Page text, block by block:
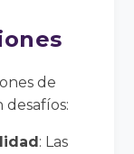
de
: Las